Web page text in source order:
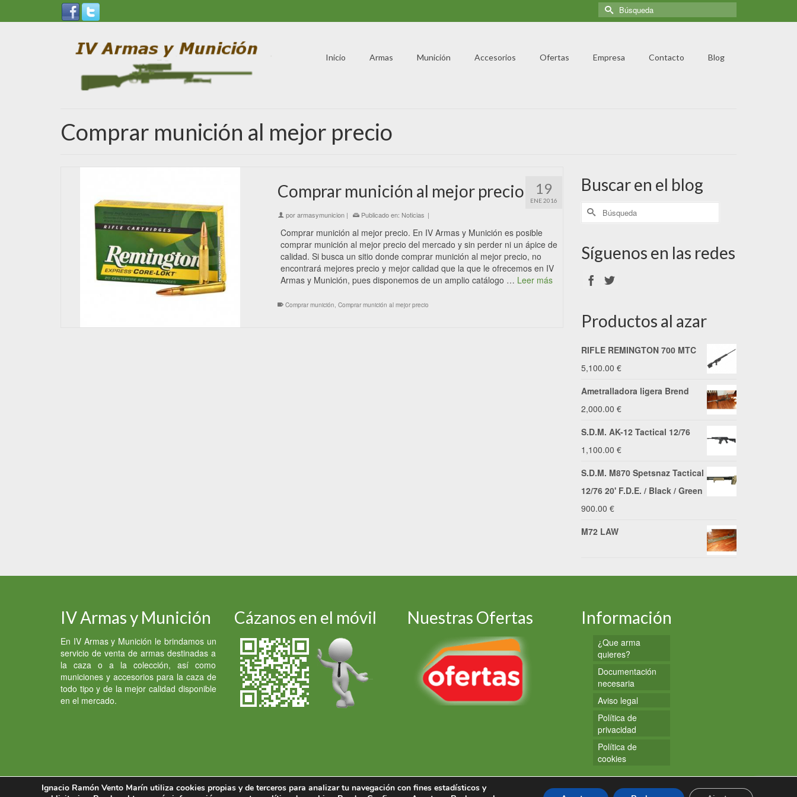
Inicio Armas Munición Accesorios Ofertas Empresa Contacto Blog
Comprar munición al mejor precio
19
ENE 2016
Comprar munición al mejor precio
porarmasymunicion| Publicado en: Noticias |
Comprar munición al mejor precio. En IV Armas y Munición es posible
comprar munición al mejor precio del mercado y sin perder ni un ápice de
calidad. Si busca un sitio donde comprar munición al mejor precio, no
encontrará mejores precio y mejor calidad que la que le ofrecemos en IV
Armas y Munición, pues disponemos de un amplio catálogo … Leer más
Comprar munición, Comprar munición al mejor precio
Buscar en el blog
Síguenos en las redes
Productos al azar
RIFLE REMINGTON 700 MTC
5,100.00 €
Ametralladora ligera Brend
2,000.00 €
S.D.M. AK-12 Tactical 12/76
1,100.00 €
S.D.M. M870 Spetsnaz Tactical
12/76 20' F.D.E. / Black / Green
900.00 €
M72 LAW
IV Armas y Munición
En IV Armas y Munición le brindamos un
servicio de venta de armas destinadas a
la caza o a la colección, así como
municiones y accesorios para la caza de
todo tipo y de la mejor calidad disponible
en el mercado.
Cázanos en el móvil Nuestras Ofertas Información
¿Que arma
quieres?
Documentación
necesaria
Aviso legal
Política de
privacidad
Política de
cookies
© 2026 Armas y Munición
Ignacio Ramón Vento Marín utiliza cookies propias y de terceros para analizar tu navegación con fines estadísticos y